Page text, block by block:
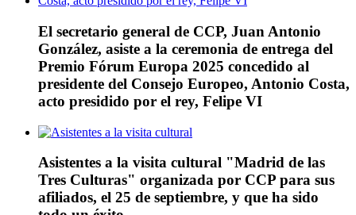
El secretario general de CCP, Juan Antonio
González, asiste a la ceremonia de entrega del
Premio Fórum Europa 2025 concedido al
presidente del Consejo Europeo, Antonio Costa,
acto presidido por el rey, Felipe VI
Asistentes a la visita cultural "Madrid de las
Tres Culturas" organizada por CCP para sus
afiliados, el 25 de septiembre, y que ha sido